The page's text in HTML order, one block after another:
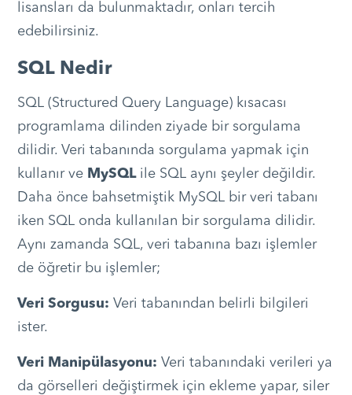
lisansları da bulunmaktadır, onları tercih
edebilirsiniz.
SQL Nedir
SQL (Structured Query Language) kısacası
programlama dilinden ziyade bir sorgulama
dilidir. Veri tabanında sorgulama yapmak için
kullanır ve MySQLile SQL aynı şeyler değildir.
Daha önce bahsetmiştik MySQL bir veri tabanı
iken SQL onda kullanılan bir sorgulama dilidir.
Aynı zamanda SQL, veri tabanına bazı işlemler
de öğretir bu işlemler;
Veri Sorgusu: Veri tabanından belirli bilgileri
ister.
Veri Manipülasyonu: Veri tabanındaki verileri ya
da görselleri değiştirmek için ekleme yapar, siler